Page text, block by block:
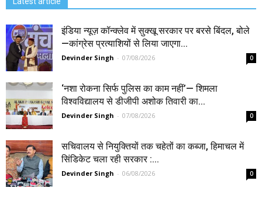
इंडिया न्यूज़ कॉन्क्लेव में सुक्खू सरकार पर बरसे बिंदल, बोले
—कांग्रेस प्रत्याशियों से लिया जाएगा...
Devinder Singh - 07/08/2026 0
‘नशा रोकना सिर्फ पुलिस का काम नहीं’— शिमला
विश्वविद्यालय से डीजीपी अशोक तिवारी का...
Devinder Singh - 07/08/2026 0
सचिवालय से नियुक्तियों तक चहेतों का कब्जा, हिमाचल में
सिंडिकेट चला रही सरकार :...
Devinder Singh - 06/08/2026 0